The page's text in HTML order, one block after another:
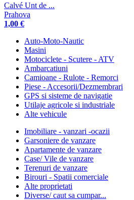
Calvé Unt de ...
Prahova
1,00 €
Auto-Moto-Nautic
Masini
Motociclete - Scutere - ATV
Ambarcatiuni
Camioane - Rulote - Remorci
Piese - Accesorii/Dezmembrari
GPS si sisteme de navigatie
Utilaje agricole si industriale
Alte vehicule
Imobiliare - vanzari -ocazii
Garsoniere de vanzare
Apartamente de vanzare
Case/ Vile de vanzare
Terenuri de vanzare
Birouri - Spatii comerciale
Alte proprietati
Diverse/ caut sa cumpar...